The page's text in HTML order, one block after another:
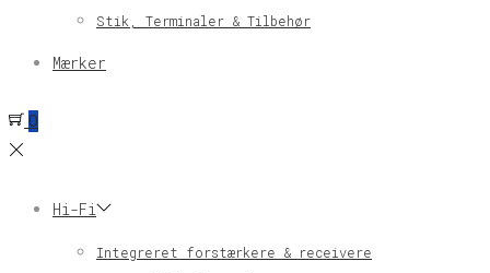
Stik, Terminaler & Tilbehør
Mærker
0
Hi-Fi
Integreret forstærkere & receivere